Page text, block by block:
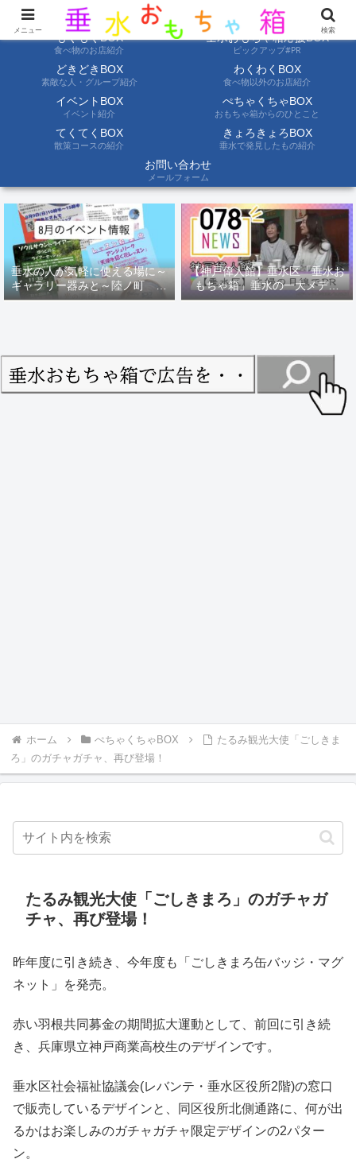
ようこそ垂水おもちゃ箱へ。垂水の情報を自分たちの目でみて聞いて伝えます
もぐもぐBOX
食べ物のお店紹介
垂水おもちゃ箱応援BOX
ピックアップ#PR
どきどきBOX
素敵な人・グループ紹介
わくわくBOX
食べ物以外のお店紹介
イベントBOX
イベント紹介
ぺちゃくちゃBOX
おもちゃ箱からのひとこと
てくてくBOX
散策コースの紹介
きょろきょろBOX
垂水で発見したもの紹介
お問い合わせ
メールフォーム
垂水の人が気軽に使える場に～
ギャラリー器みと～陸ノ町 ８
月のイベント情報
【神戸偉人館】垂水区「垂水お
もちゃ箱」垂水の一大メディ
ア！？｜神戸の魅力を凸インタ
ホーム ぺちゃくちゃBOX
たるみ観光大使「ごしきま
ろ」のガチャガチャ、再び登場！
たるみ観光大使「ごしきまろ」のガチャガ
チャ、再び登場！
昨年度に引き続き、今年度も「ごしきまろ缶バッジ・マグ
ネット」を発売。
赤い羽根共同募金の期間拡大運動として、前回に引き続
き、兵庫県立神戸商業高校生のデザインです。
垂水区社会福祉協議会(レバンテ・垂水区役所2階)の窓口
で販売しているデザインと、同区役所北側通路に、何が出
るかはお楽しみのガチャガチャ限定デザインの2パター
ン。
メニュー 検索